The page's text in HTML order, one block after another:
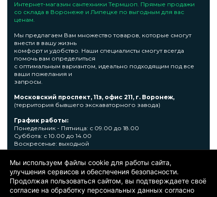
Интернет-магазин сантехники Термшоп. Прямые продажи
со склада в Воронеже и Липецке по выгодным для вас
ценам.
Мы предлагаем Вам множество товаров, которые смогут
внести в вашу жизнь
комфорт и удобство. Наши специалисты смогут всегда
помочь вам определиться
с оптимальным вариантом, идеально подходящим под все
ваши пожелания и
запросы.
Московский проспект, 11з, офис 211, г. Воронеж,
(территория бывшего экскаваторного завода)
График работы:
Понедельник - Пятница: с 09.00 до 18.00
Суббота: с 10.00 до 14.00
Воскресенье: выходной
Узнать подробную информациювы сможете по телефону +7
473 300-31-39 или E-mail: sale@thermshop.ru
© 2024. ООО «Термшоп». Все права защищены. Политика
конфиденциальности. Информация представленная на сайте не
Мы используем файлы cookie для работы сайта,
улучшения сервисов и обеспечения безопасности.
Продолжая пользоваться сайтом, вы подтверждаете своё
согласие на обработку персональных данных согласно